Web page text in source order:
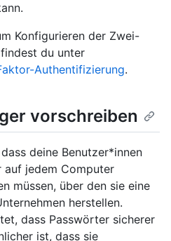
Konfigurieren der Zwei-
du unter
Authentifizierung.
vorschreiben
deine Benutzer*innen
auf jedem Computer
müssen, über den sie eine
herstellen.
dass Passwörter sicherer
ist, dass sie